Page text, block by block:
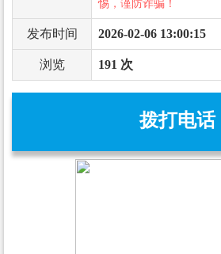
惕，谨防诈骗！
发布时间 2026-02-06 13:00:15
浏览 191 次
拨打电话